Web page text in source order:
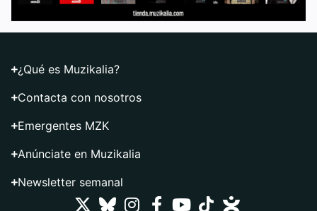
¿Qué es Muzikalia?
Contacta con nosotros
Emergentes MZK
Anúnciate en Muzikalia
Newsletter semanal